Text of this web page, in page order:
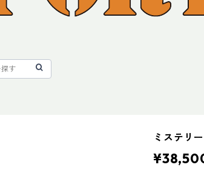
ミステリ